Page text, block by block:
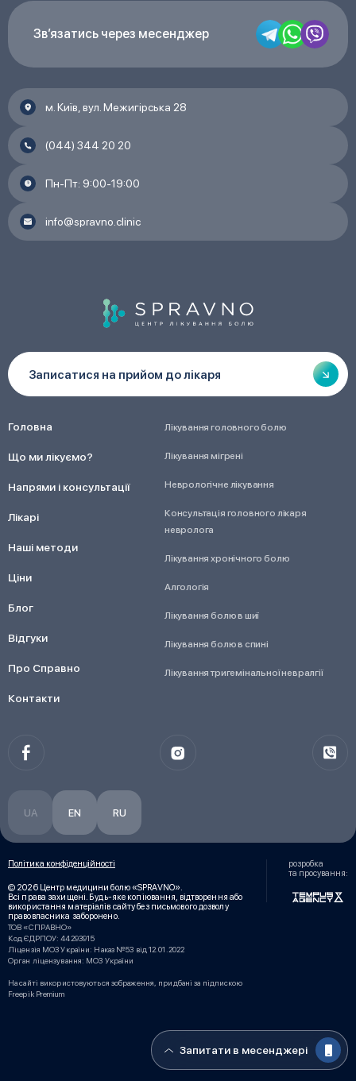
Звʼязатись через месенджер
м. Київ, вул. Межигірська 28
(044) 344 20 20
Пн-Пт: 9:00-19:00
info@spravno.clinic
Записатися на прийом до лікаря
Політика конфіденційності
Головна
Що ми лікуємо?
Напрями і консультації
Лікарі
Наші методи
Ціни
Блог
Відгуки
Про Справно
Контакти
Лікування головного болю
Лікування мігрені
Неврологічне лікування
Консультація головного лікаря
невролога
Лікування хронічного болю
Алгологія
Лікування болю в шиї
Лікування болю в спині
Лікування тригемінальної невралгії
UA EN RU
© 2026 Центр медицини болю «SPRAVNO».
Всі права захищені. Будь-яке копіювання, відтворення або
використання матеріалів сайту без письмового дозволу
правовласника заборонено.
ТОВ «СПРАВНО»
Код ЄДРПОУ: 44293915
Ліцензія МОЗ України: Наказ №53 від 12.01.2022
Орган ліцензування: МОЗ України
На сайті використовуються зображення, придбані за підпискою
Freepik Premium
розробка
та просування:
Запитати в месенджері